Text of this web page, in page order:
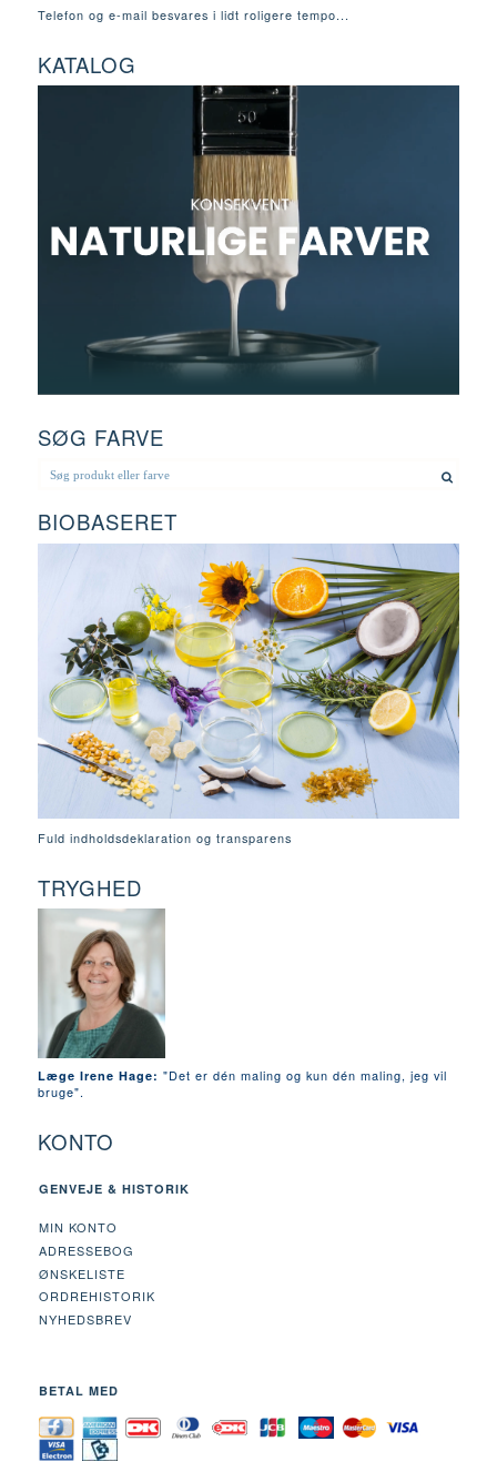
Telefon og e-mail besvares i lidt roligere tempo...
KATALOG
SØG FARVE
BIOBASERET
Fuld indholdsdeklaration og transparens
TRYGHED
Læge Irene Hage: "Det er dén maling og kun dén maling, jeg vil
bruge".
KONTO
GENVEJE & HISTORIK
MIN KONTO
ADRESSEBOG
ØNSKELISTE
ORDREHISTORIK
NYHEDSBREV
BETAL MED